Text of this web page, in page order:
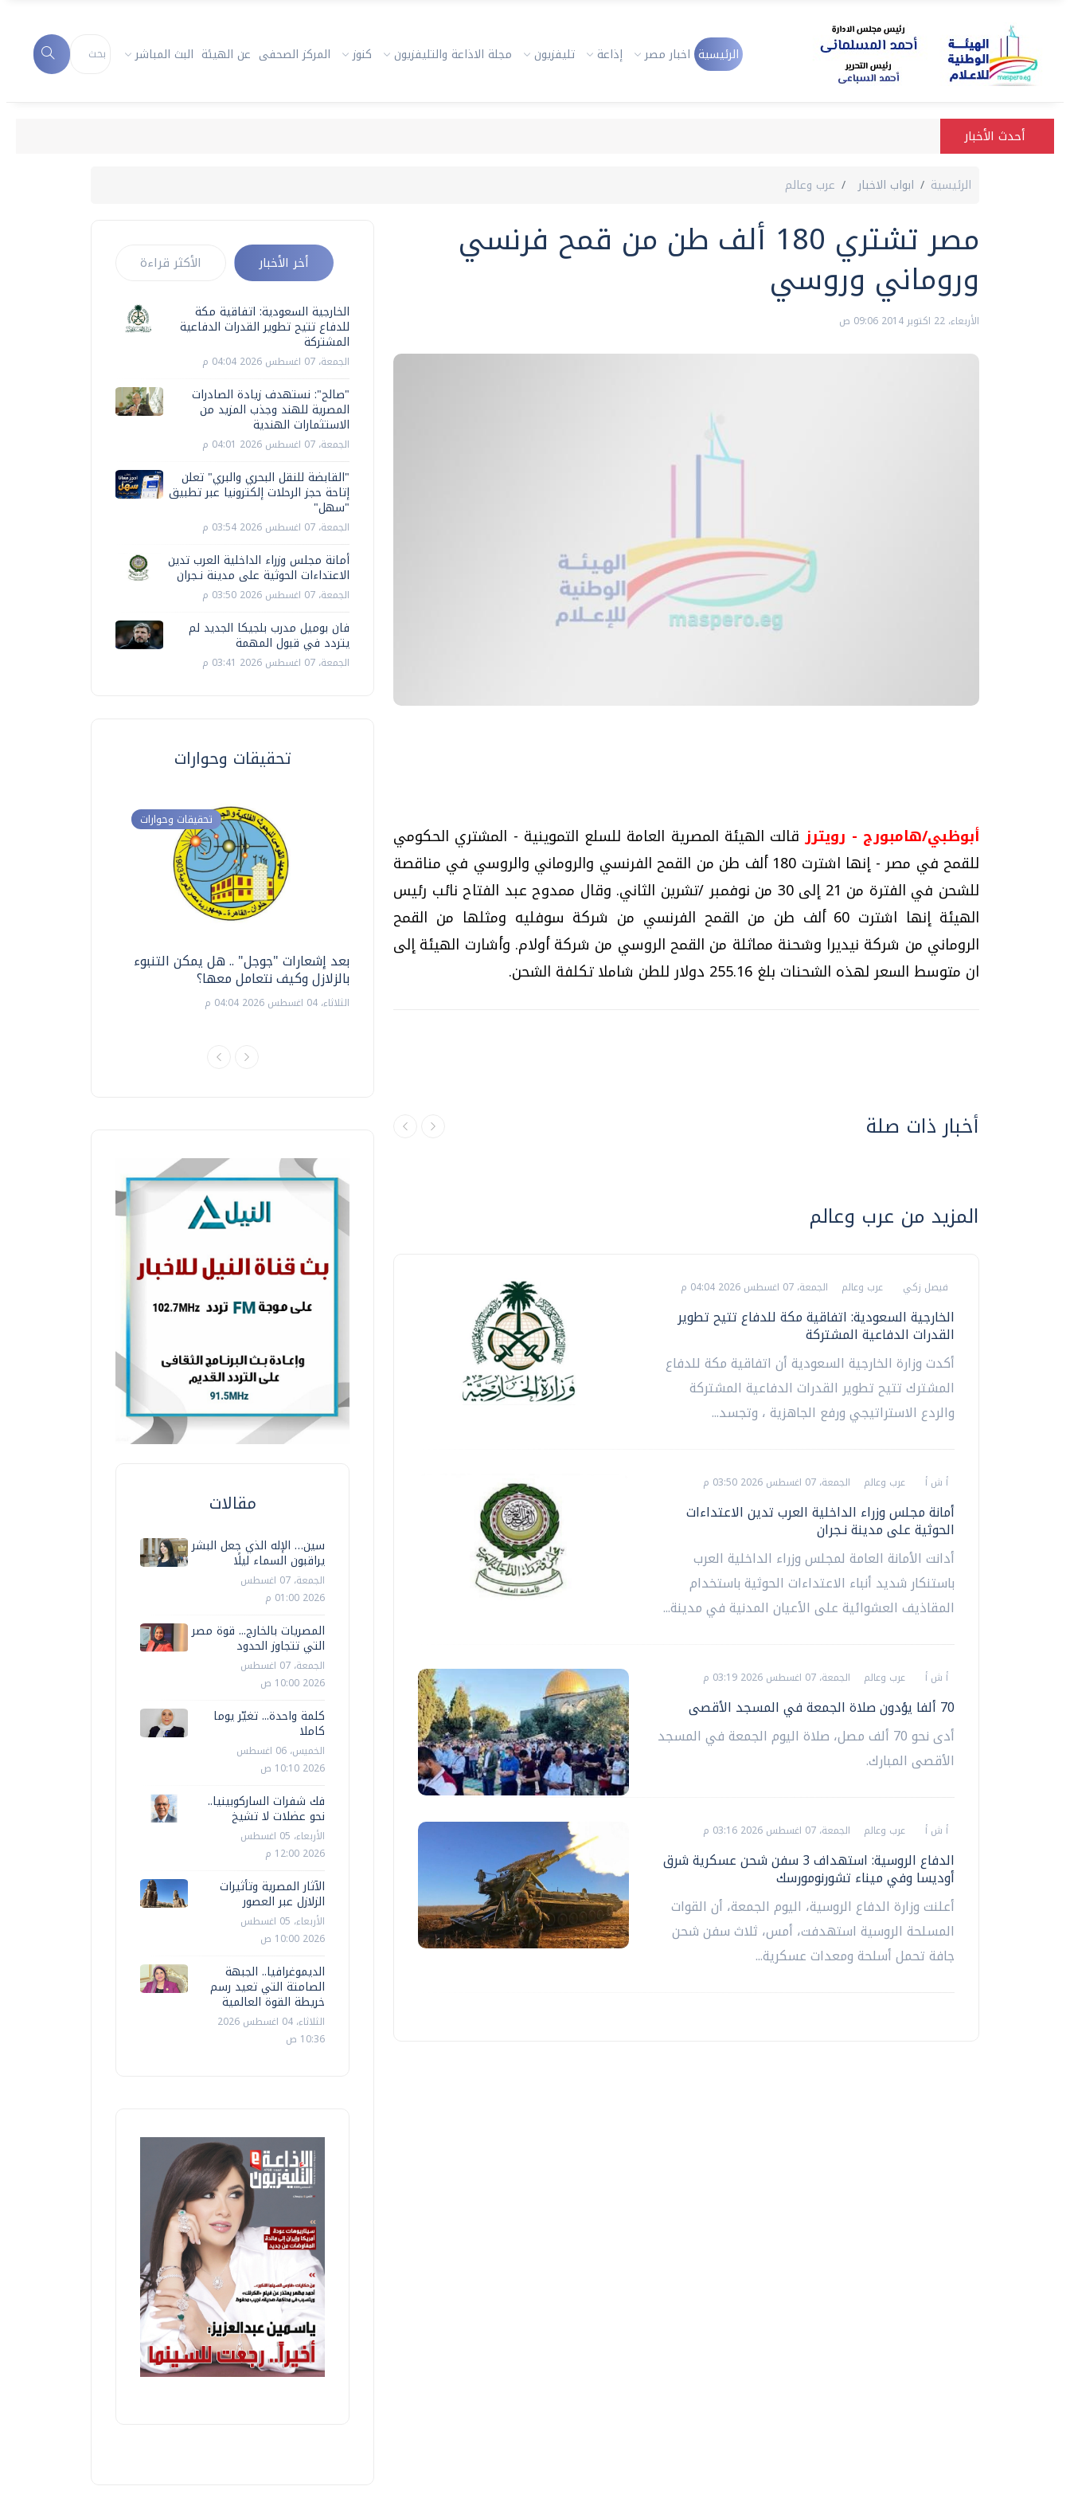
الرئيسية اخبار مصر إذاعة تليفزيون مجلة الاذاعة والتليفزيون كنوز المركز الصحفى عن الهيئة البث المباشر
أحدث الأخبار
الرئيسية ابواب الاخبار عرب وعالم
مصر تشتري 180 ألف طن من قمح فرنسي
وروماني وروسي
الأربعاء، 22 اكتوبر 2014 09:06 ص
أبوظبي/هامبورج - رويترزقالت الهيئة المصرية العامة للسلع التموينية - المشتري الحكومي
للقمح في مصر - إنها اشترت 180 ألف طن من القمح الفرنسي والروماني والروسي في مناقصة
للشحن في الفترة من 21 إلى 30 من نوفمبر /تشرين الثاني. وقال ممدوح عبد الفتاح نائب رئيس
الهيئة إنها اشترت 60 ألف طن من القمح الفرنسي من شركة سوفليه ومثلها من القمح
الروماني من شركة نيديرا وشحنة مماثلة من القمح الروسي من شركة أولام. وأشارت الهيئة إلى
ان متوسط السعر لهذه الشحنات بلغ 255.16 دولار للطن شاملا تكلفة الشحن.
أخبار ذات صلة
المزيد من عرب وعالم
فيصل زكي عرب وعالم الجمعة، 07 اغسطس 2026 04:04 م
الخارجية السعودية: اتفاقية مكة للدفاع تتيح تطوير
القدرات الدفاعية المشتركة
أكدت وزارة الخارجية السعودية أن اتفاقية مكة للدفاع
المشترك تتيح تطوير القدرات الدفاعية المشتركة
والردع الاستراتيجي ورفع الجاهزية ، وتجسد...
أ ش أ عرب وعالم الجمعة، 07 اغسطس 2026 03:50 م
أمانة مجلس وزراء الداخلية العرب تدين الاعتداءات
الحوثية على مدينة نـجران
أدانت الأمانة العامة لمجلس وزراء الداخلية العرب
باستنكار شديد أنباء الاعتداءات الحوثية باستخدام
المقاذيف العشوائية على الأعيان المدنية في مدينة...
أ ش أ عرب وعالم الجمعة، 07 اغسطس 2026 03:19 م
70 ألفا يؤدون صلاة الجمعة في المسجد الأقصى
أدى نحو 70 ألف مصل، صلاة اليوم الجمعة في المسجد
الأقصى المبارك.
أ ش أ عرب وعالم الجمعة، 07 اغسطس 2026 03:16 م
الدفاع الروسية: استهداف 3 سفن شحن عسكرية شرق
أوديسا وفي ميناء تشورنومورسك
أعلنت وزارة الدفاع الروسية، اليوم الجمعة، أن القوات
المسلحة الروسية استهدفت، أمس، ثلاث سفن شحن
جافة تحمل أسلحة ومعدات عسكرية...
أخر الأخبار الأكثر قراءة
الخارجية السعودية: اتفاقية مكة
للدفاع تتيح تطوير القدرات الدفاعية
المشتركة
الجمعة، 07 اغسطس 2026 04:04 م
"صالح": نستهدف زيادة الصادرات
المصرية للهند وجذب المزيد من
الاستثمارات الهندية
الجمعة، 07 اغسطس 2026 04:01 م
"القابضة للنقل البحري والبري" تعلن
إتاحة حجز الرحلات إلكترونيا عبر تطبيق
"سهل"
الجمعة، 07 اغسطس 2026 03:54 م
أمانة مجلس وزراء الداخلية العرب تدين
الاعتداءات الحوثية على مدينة نـجران
الجمعة، 07 اغسطس 2026 03:50 م
فان بوميل مدرب بلجيكا الجديد لم
يتردد في قبول المهمة
الجمعة، 07 اغسطس 2026 03:41 م
تحقيقات وحوارات
تحقيقات وحوارات
بعد إشعارات "جوجل" .. هل يمكن التنبوء
بالزلازل وكيف نتعامل معها؟
الثلاثاء، 04 اغسطس 2026 04:04 م
دليلك للتنسيق الجامعي .. تساؤلات
وإجابات
فيديو.. الإعلام الرقمي.. تقنيات واعدة
وتحديات هائلة
موجات الطقس الساخنة.. لماذا تحدث وكيف
مقالات
سين… الإله الذي جعل البشر
يراقبون السماء ليلًا
الجمعة، 07 اغسطس
2026 01:00 م
المصريات بالخارج... قوة مصر
التي تتجاوز الحدود
الجمعة، 07 اغسطس
2026 10:00 ص
كلمة واحدة... تغيّر يوما
كاملا
الخميس، 06 اغسطس
2026 10:10 ص
فك شفرات الساركوبينيا..
نحو عضلات لا تشيخ
الأربعاء، 05 اغسطس
2026 12:00 م
الآثار المصرية وتأثيرات
الزلازل عبر العصور
الأربعاء، 05 اغسطس
2026 10:00 ص
الديموغرافيا.. الجبهة
الصامتة التي تعيد رسم
خريطة القوة العالمية
الثلاثاء، 04 اغسطس 2026
10:36 ص